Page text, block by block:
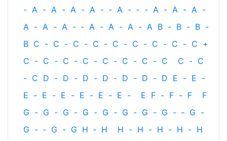
- A - A - A - A - ‐ A - ‐ - A - A - A -
A - A - A - ‐ A - A - A - A B - B - B -
B C - C - C - C - C - C - C - C - C +
C - C - C - C - C - C - C - C C - C
- C D - D - D - D - D - D - D E - E -
E - E - E - E - E - E - E F - F - F
F
G - G - G - G - G - G - G - G - ‐ G -
G - ‐ G - G H ‐ H H - H - H - H - H